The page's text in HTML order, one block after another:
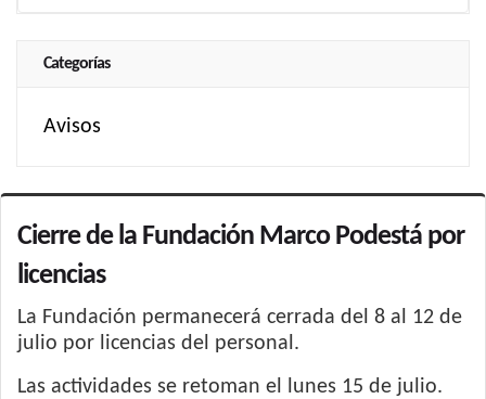
Categorías
Avisos
Cierre de la Fundación Marco Podestá por
licencias
La Fundación permanecerá cerrada del 8 al 12 de
julio por licencias del personal.
Las actividades se retoman el lunes 15 de julio.